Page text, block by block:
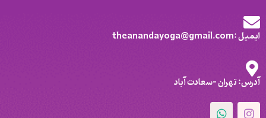
ایمیل :theanandayoga@gmail.com
آدرس: تهران -سعادت آباد